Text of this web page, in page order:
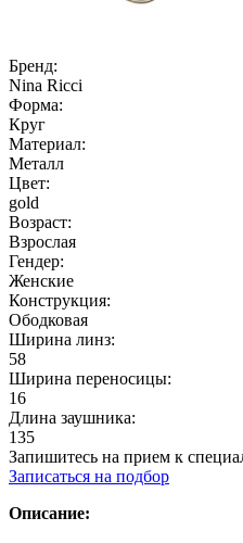
Бренд:
Nina Ricci
Форма:
Круг
Материал:
Металл
Цвет:
gold
Возраст:
Взрослая
Гендер:
Женские
Конструкция:
Ободковая
Ширина линз:
58
Ширина переносицы:
16
Длина заушника:
135
Запишитесь на прием к
Записаться на подбор
Описание: